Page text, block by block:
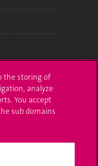
the storing of
analyze
You accept
sub domains